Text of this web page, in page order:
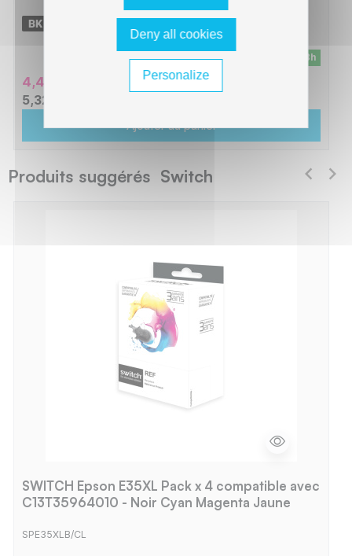
2600 pages
En stock - Livraison sous 24/48h
4,43 € HT
5,32 € TTC
Ajouter au panier
Produits suggérés Switch
SWITCH Epson E35XL Pack x 4 compatible avec
C13T35964010 - Noir Cyan Magenta Jaune
SPE35XLB/CL
Deny all cookies
Personalize